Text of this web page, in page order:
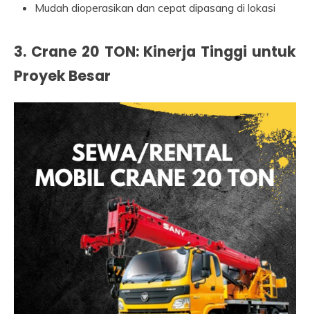
Mudah dioperasikan dan cepat dipasang di lokasi
3. Crane 20 TON: Kinerja Tinggi untuk
Proyek Besar